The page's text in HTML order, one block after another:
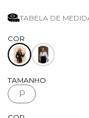
TABELA DE
TAMANHO
P